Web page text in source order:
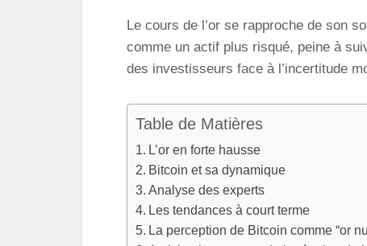
Le cours de l’or se rapproche de son
comme un actif plus risqué, peine à
des investisseurs face à l’incertitude
Table de Matières
L’or en forte hausse
Bitcoin et sa dynamique
Analyse des experts
Les tendances à court terme
La perception de Bitcoin comme “or